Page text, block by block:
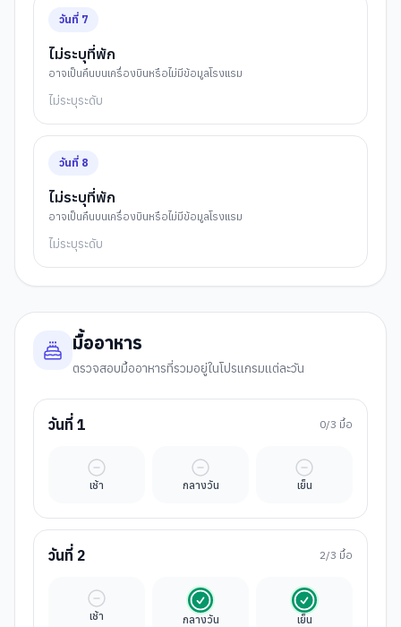
วันที่ 7
ไม่ระบุที่พัก
อาจเป็นคืนบนเครื่องบินหรือไม่มีข้อมูลโรงแรม
ไม่ระบุระดับ
วันที่ 8
ไม่ระบุที่พัก
อาจเป็นคืนบนเครื่องบินหรือไม่มีข้อมูลโรงแรม
ไม่ระบุระดับ
มื้ออาหาร
ตรวจสอบมื้ออาหารที่รวมอยู่ในโปรแกรมแต่ละวัน
วันที่ 1 0/3 มื้อ
เช้า
มื้ออิสระ
กลางวัน
มื้ออิสระ
เย็น
มื้ออิสระ
วันที่ 2 2/3 มื้อ
เช้า
มื้ออิสระ
กลางวัน
รวมในค่าทัวร์
เย็น
รวมในค่าทัวร์